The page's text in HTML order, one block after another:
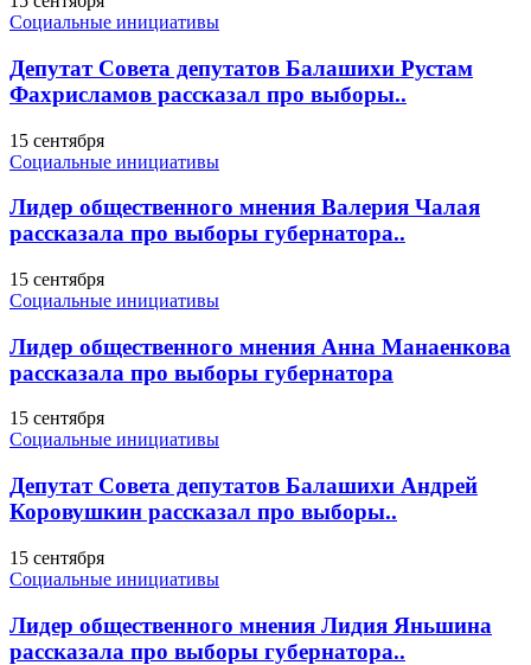
Социальные инициативы
Депутат Совета депутатов Балашихи Рустам
Фахрисламов рассказал про выборы..
15 сентября
Социальные инициативы
Лидер общественного мнения Валерия Чалая
рассказала про выборы губернатора..
15 сентября
Социальные инициативы
Лидер общественного мнения Анна Манаенкова
рассказала про выборы губернатора
15 сентября
Социальные инициативы
Депутат Совета депутатов Балашихи Андрей
Коровушкин рассказал про выборы..
15 сентября
Социальные инициативы
Лидер общественного мнения Лидия Яньшина
рассказала про выборы губернатора..